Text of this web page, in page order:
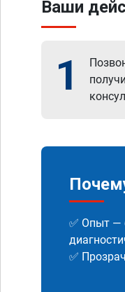
Ваши
1
✅ Опыт —
✅